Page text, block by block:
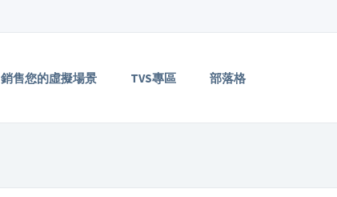
銷售您的虛擬場景 TVS專區 部落格